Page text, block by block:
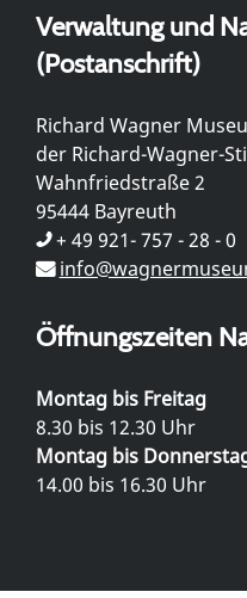
Verwaltung und
(Postanschrift)
Richard Wagner
der Richard-Wagner-
Wahnfriedstraße 2
95444 Bayreuth
+ 49 921- 757 - 28 - 0
Öffnungszeiten
Montag bis Freitag
8.30 bis 12.30 Uhr
Montag bis
14.00 bis 16.30 Uhr